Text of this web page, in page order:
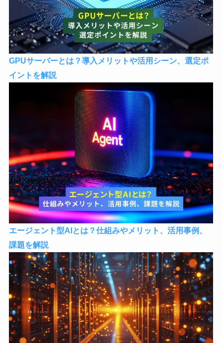
GPUサーバーとは？導入メリットや活用シーン、選定ポ
イントを解説
エージェント型AIとは？仕組みやメリット、活用事例、
課題を解説